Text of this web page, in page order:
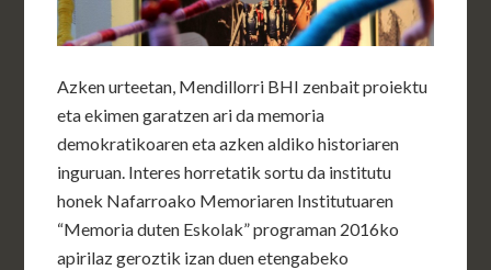
Azken urteetan, Mendillorri BHI zenbait proiektu
eta ekimen garatzen ari da memoria
demokratikoaren eta azken aldiko historiaren
inguruan. Interes horretatik sortu da institutu
honek Nafarroako Memoriaren Institutuaren
“Memoria duten Eskolak” programan 2016ko
apirilaz geroztik izan duen etengabeko